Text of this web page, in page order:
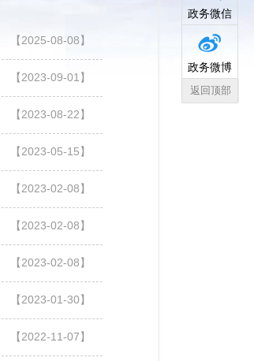
【2025-08-08】
【2023-09-01】
【2023-08-22】
【2023-05-15】
【2023-02-08】
【2023-02-08】
【2023-02-08】
【2023-01-30】
【2022-11-07】
政务微信
政务微博
返回顶部